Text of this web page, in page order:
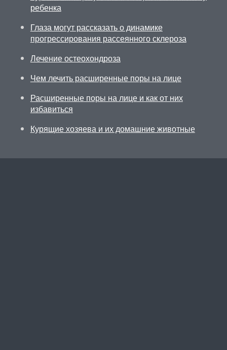
ребенка
Глаза могут рассказать о динамике
прогрессирования рассеянного склероза
Лечение остеохондроза
Чем лечить расширенные поры на лице
Расширенные поры на лице и как от них
избавиться
Курящие хозяева и их домашние животные